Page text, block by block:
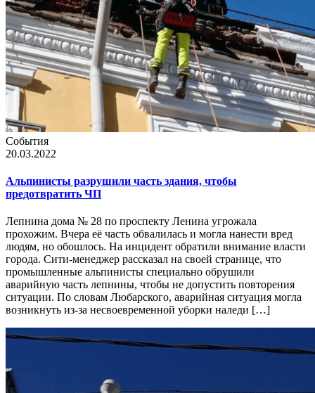
События
20.03.2022
Альпинисты разрушили часть здания, чтобы
предотвратить ЧП
Лепнина дома № 28 по проспекту Ленина угрожала
прохожим. Вчера её часть обвалилась и могла нанести вред
людям, но обошлось. На инцидент обратили внимание власти
города. Сити-менеджер рассказал на своей странице, что
промышленные альпинисты специально обрушили
аварийную часть лепнины, чтобы не допустить повторения
ситуации. По словам Любарского, аварийная ситуация могла
возникнуть из-за несвоевременной уборки наледи […]